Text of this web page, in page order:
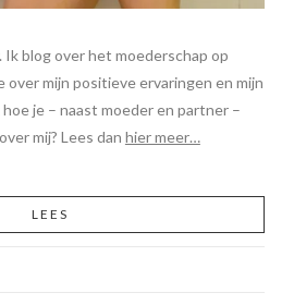
Ik blog over het moederschap op
mijn positieve ervaringen en mijn
je – naast moeder en partner –
mij? Lees dan hier meer…
LEES